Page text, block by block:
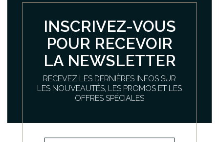
INSCRIVEZ-VOUS
POUR RECEVOIR
LA NEWSLETTER
RECEVEZ LES DERNIÈRES INFOS SUR
LES NOUVEAUTÉS, LES PROMOS ET LES
OFFRES SPÉCIALES